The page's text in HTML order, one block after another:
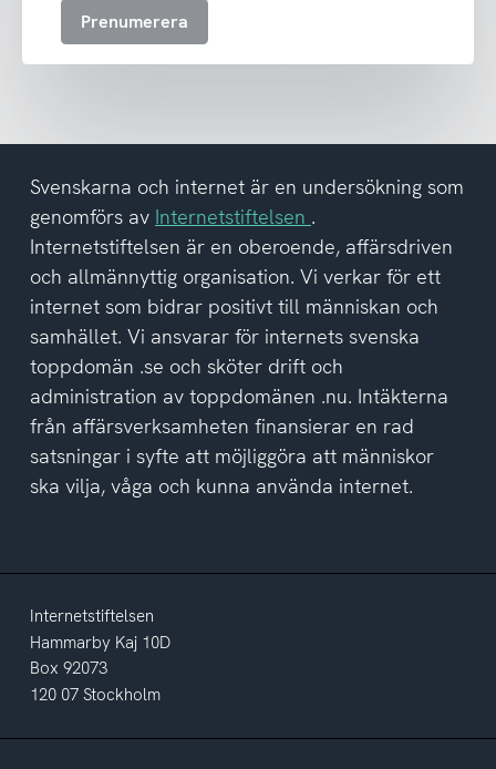
att
del
av
integritetspolicyn
Prenumerera
Svenskarna och internet är en undersökning som
genomförs av Internetstiftelsen .
Internetstiftelsen är en oberoende, affärsdriven
och allmännyttig organisation. Vi verkar för ett
internet som bidrar positivt till människan och
samhället. Vi ansvarar för internets svenska
toppdomän .se och sköter drift och
administration av toppdomänen .nu. Intäkterna
från affärsverksamheten finansierar en rad
satsningar i syfte att möjliggöra att människor
ska vilja, våga och kunna använda internet.
Internetstiftelsen
Hammarby Kaj 10D
Box 92073
120 07 Stockholm